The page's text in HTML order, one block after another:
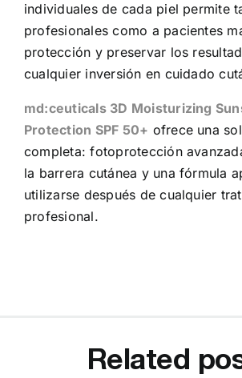
individuales de cada piel permite
profesionales como a pacientes
protección y preservar los
cualquier inversión en cuidado
md:ceuticals 3D Moisturizing
Protection SPF 50+ ofrece una
completa: fotoprotección
la barrera cutánea y una fórmula
utilizarse después de cualquier
profesional.
Related